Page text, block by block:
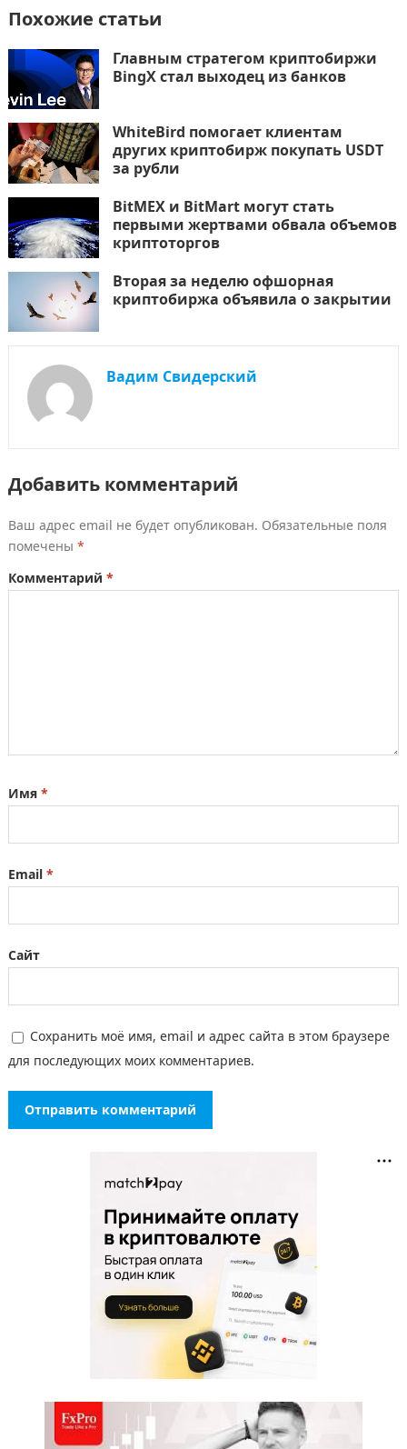
Похожие статьи
Главным стратегом криптобиржи
BingX стал выходец из банков
WhiteBird помогает клиентам
других криптобирж покупать USDT
за рубли
BitMEX и BitMart могут стать
первыми жертвами обвала объемов
криптоторгов
Вторая за неделю офшорная
криптобиржа объявила о закрытии
Вадим Свидерский
Добавить комментарий
Ваш адрес email не будет опубликован. Обязательные поля
помечены *
Комментарий *
Имя *
Email *
Сайт
Сохранить моё имя, email и адрес сайта в этом браузере
для последующих моих комментариев.